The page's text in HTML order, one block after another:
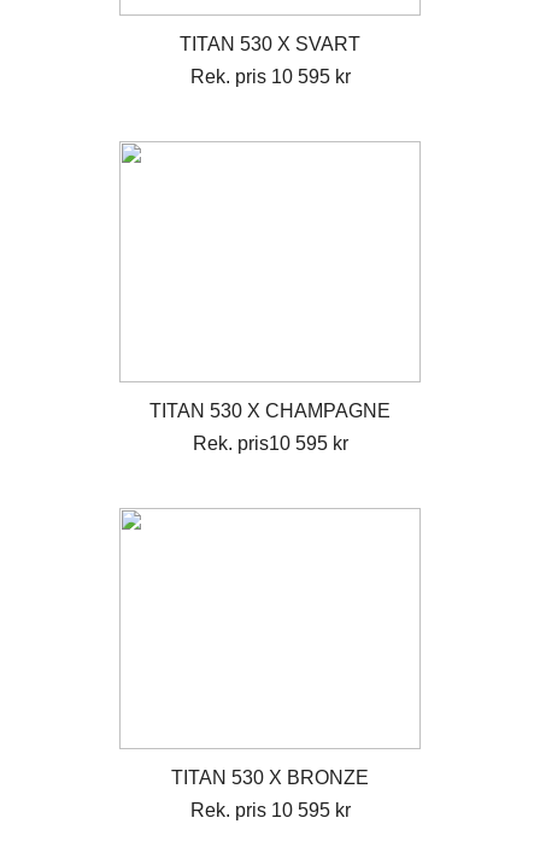
TITAN 530 X SVART
Rek. pris 10 595 kr
TITAN 530 X CHAMPAGNE
Rek. pris10 595 kr
TITAN 530 X BRONZE
Rek. pris 10 595 kr